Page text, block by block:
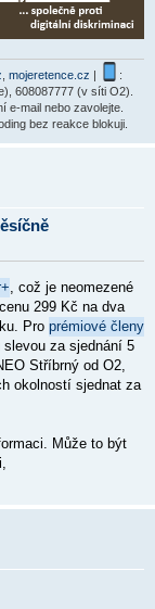
mojeretence.cz |
:
608087777 (v síti O2).
e-mail nebo zavolejte.
bez reakce blokuji.
, což je neomezené
299 Kč na dva
Pro prémiové členy
za sjednání 5
Stříbrný od O2,
okolností sjednat za
Může to být